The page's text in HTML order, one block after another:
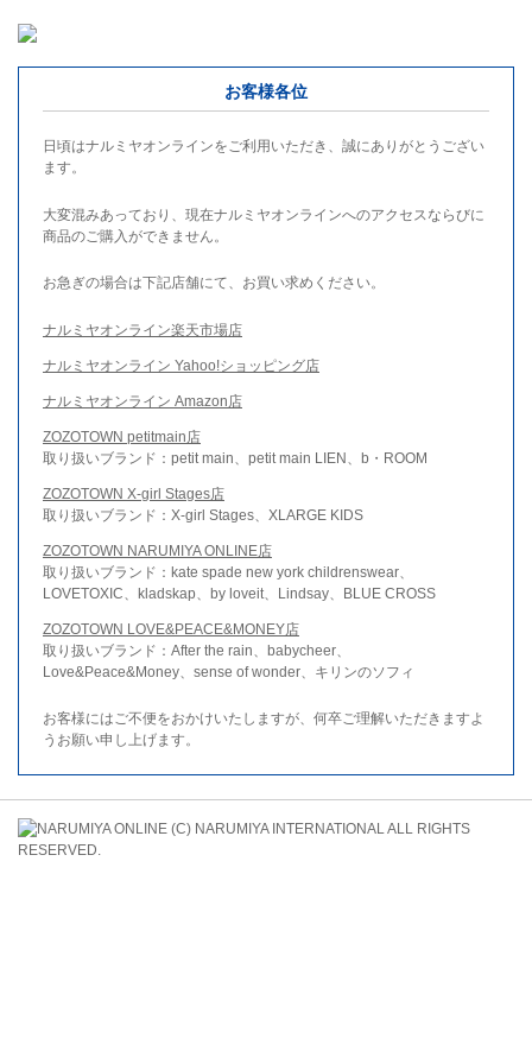
お客様各位
日頃はナルミヤオンラインをご利用いただき、誠にありがとうござい
ます。
大変混みあっており、現在ナルミヤオンラインへのアクセスならびに
商品のご購入ができません。
お急ぎの場合は下記店舗にて、お買い求めください。
ナルミヤオンライン楽天市場店
ナルミヤオンライン Yahoo!ショッピング店
ナルミヤオンライン Amazon店
ZOZOTOWN petitmain店
取り扱いブランド：petit main、petit main LIEN、b・ROOM
ZOZOTOWN X-girl Stages店
取り扱いブランド：X-girl Stages、XLARGE KIDS
ZOZOTOWN NARUMIYA ONLINE店
取り扱いブランド：kate spade new york childrenswear、
LOVETOXIC、kladskap、by loveit、Lindsay、BLUE CROSS
ZOZOTOWN LOVE&PEACE&MONEY店
取り扱いブランド：After the rain、babycheer、
Love&Peace&Money、sense of wonder、キリンのソフィ
お客様にはご不便をおかけいたしますが、何卒ご理解いただきますよ
うお願い申し上げます。